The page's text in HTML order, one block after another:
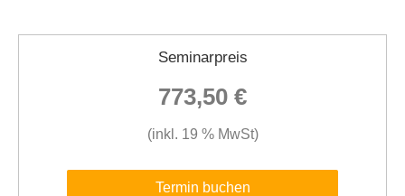
Seminarpreis
773,50 €
(inkl. 19 % MwSt)
Termin buchen